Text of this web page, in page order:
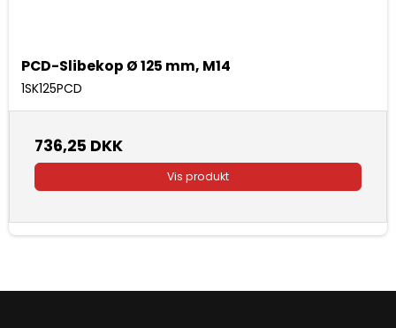
PCD-Slibekop Ø 125 mm, M14
1SK125PCD
736,25 DKK
Vis produkt